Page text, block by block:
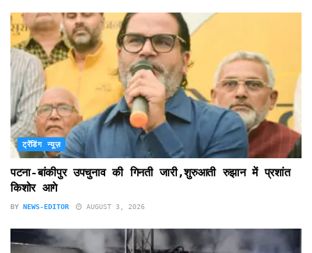
ट्रेंडिंग न्यूज़
पटना-बांकीपुर उपचुनाव की गिनती जारी,शुरुआती रुझान में प्रशांत
किशोर आगे
BY NEWS-EDITOR AUGUST 3, 2026